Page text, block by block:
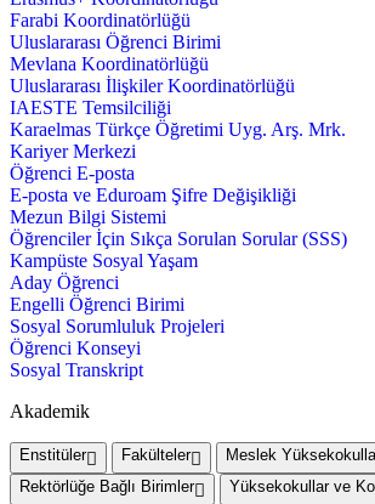
Farabi Koordinatörlüğü
Uluslararası Öğrenci Birimi
Mevlana Koordinatörlüğü
Uluslararası İlişkiler Koordinatörlüğü
IAESTE Temsilciliği
Karaelmas Türkçe Öğretimi Uyg. Arş. Mrk.
Kariyer Merkezi
Öğrenci E-posta
E-posta ve Eduroam Şifre Değişikliği
Mezun Bilgi Sistemi
Öğrenciler İçin Sıkça Sorulan Sorular (SSS)
Kampüste Sosyal Yaşam
Aday Öğrenci
Engelli Öğrenci Birimi
Sosyal Sorumluluk Projeleri
Öğrenci Konseyi
Sosyal Transkript
Akademik
Enstitüler Fakülteler
Meslek
Rektörlüğe Bağlı Birimler
Yüksekokullar ve